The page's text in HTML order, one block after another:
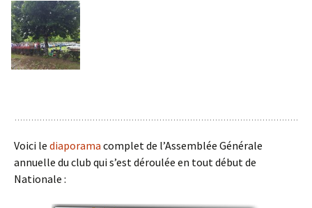
Voici le diaporama complet de l’Assemblée Générale
annuelle du club qui s’est déroulée en tout début de
Nationale :